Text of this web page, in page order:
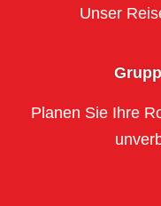
Unser
Planen Sie Ihre